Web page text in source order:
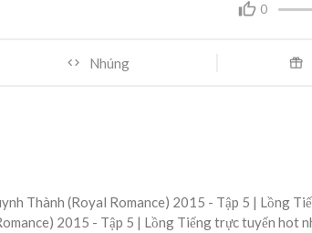
0
Nhúng
Thành (Royal Romance) 2015 - Tập 5 | Lồng
2015 - Tập 5 | Lồng Tiếng trực tuyến hot